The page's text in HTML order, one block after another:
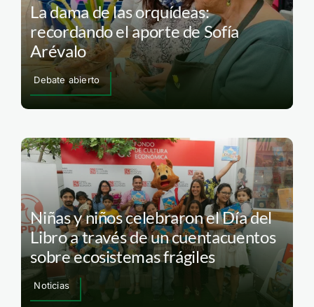
La dama de las orquídeas:
recordando el aporte de Sofía
Arévalo
Debate abierto
Niñas y niños celebraron el Día del
Libro a través de un cuentacuentos
sobre ecosistemas frágiles
Noticias